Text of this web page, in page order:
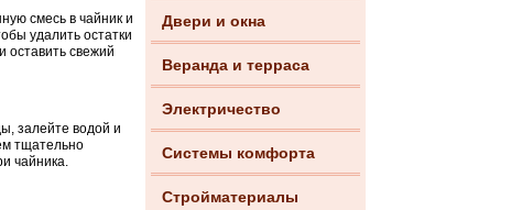
Двери и окна
Веранда и терраса
Электричество
Системы комфорта
Стройматериалы
смесь в чайник и
удалить остатки
оставить свежий
залейте водой и
тщательно
чайника.